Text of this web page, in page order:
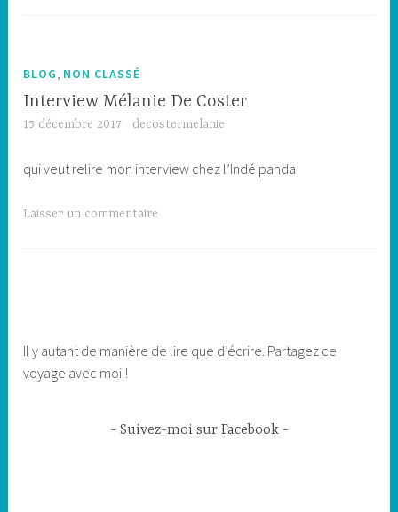
BLOG NON CLASSÉ
Interview Mélanie De Coster
15 décembre 2017 decostermelanie
qui veut relire mon interview chez l’Indé panda
Laisser un commentaire
Il y autant de manière de lire que d’écrire. Partagez ce
voyage avec moi !
Suivez-moi sur Facebook